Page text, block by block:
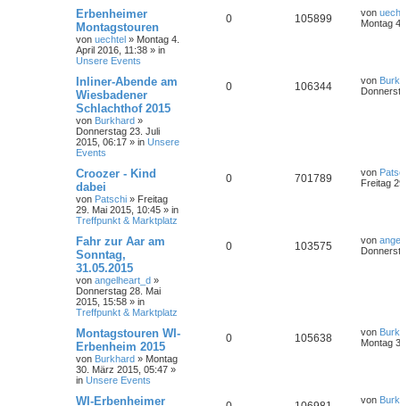
Erbenheimer
Montagstouren
von uechtel » Montag 4.
April 2016, 11:38 » in
Unsere Events
0 105899 von
Montag
Inliner-Abende am
Wiesbadener
Schlachthof 2015
von Burkhard »
Donnerstag 23. Juli
2015, 06:17 » in Unsere
Events
0 106344 von
Croozer - Kind
dabei
von Patschi » Freitag
29. Mai 2015, 10:45 » in
Treffpunkt & Marktplatz
0 701789 von
Freitag
Fahr zur Aar am
Sonntag,
31.05.2015
von angelheart_d »
Donnerstag 28. Mai
2015, 15:58 » in
Treffpunkt & Marktplatz
0 103575 von
Montagstouren WI-
Erbenheim 2015
von Burkhard » Montag
30. März 2015, 05:47 »
in Unsere Events
0 105638 von
Montag
WI-Erbenheimer
von